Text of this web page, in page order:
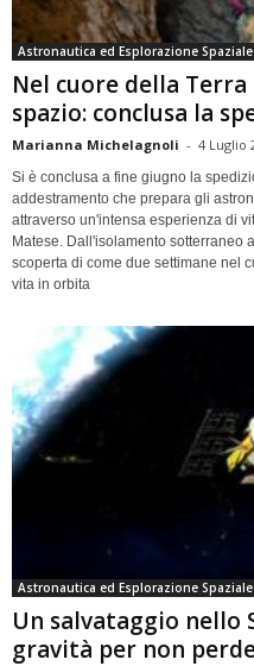
Astronautica ed Esplorazione Spaziale
Nel cuore della
spazio: conclusa la
Marianna Michelagnoli - 4 Luglio
Si è conclusa a fine giugno la
addestramento che prepara gli
attraverso un'intensa esperienza di
Matese. Dall'isolamento sotterraneo
scoperta di come due settimane nel
vita in orbita
Astronautica ed Esplorazione Spaziale
Un salvataggio nello
gravità per non